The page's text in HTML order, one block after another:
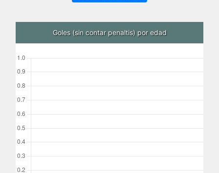
Goles (sin contar penaltis) por edad